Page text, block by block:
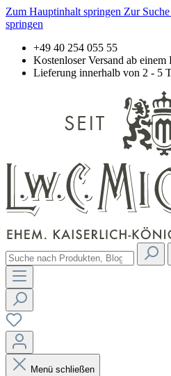
Zum Hauptinhalt springen Zur
springen
+49 40 254 055 55
Kostenloser Versand ab
Lieferung innerhalb von 2 - 5
Menü schließen